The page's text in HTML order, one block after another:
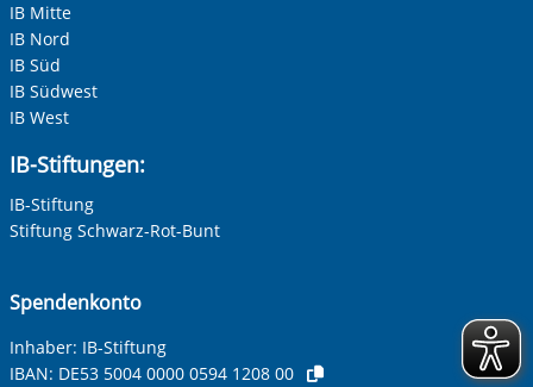
IB Mitte
IB Nord
IB Süd
IB Südwest
IB West
IB-Stiftungen:
IB-Stiftung
Stiftung Schwarz-Rot-Bunt
Spendenkonto
Inhaber: IB-Stiftung
IBAN: DE53 5004 0000 0594 1208 00